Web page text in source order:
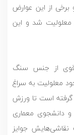
برخی از این عوارض
معلولیت شد و این
دختری قوی از جنس سنگ
معلولیت به سراغ
است تا ورزش
دانشجوی معماری
جوایز